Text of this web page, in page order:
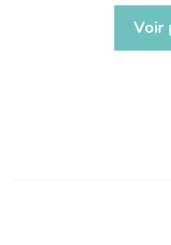
Voir